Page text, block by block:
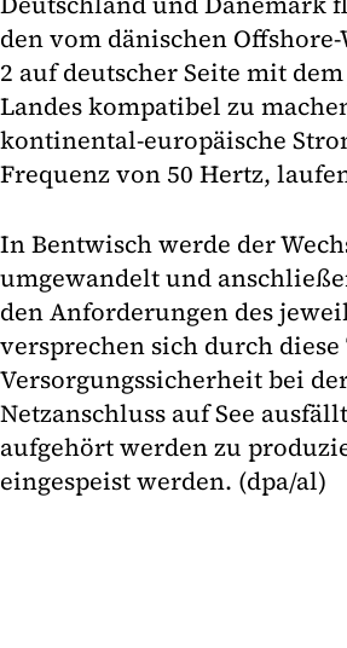
den vom dänischen
2 auf deutscher Seite mit
Landes kompatibel zu
kontinental-europäische
Frequenz von 50 Hertz,
In Bentwisch werde der
umgewandelt und
den Anforderungen des
versprechen sich durch
Versorgungssicherheit bei
Netzanschluss auf See
aufgehört werden zu
eingespeist werden. (dpa/al)